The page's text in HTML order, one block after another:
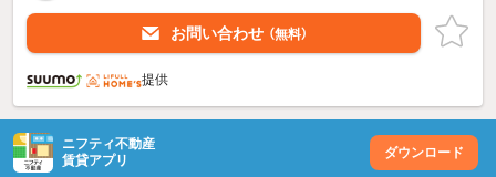
お問い合わせ （無料）
提供
ニフティ不動産
賃貸アプリ
ダウンロード